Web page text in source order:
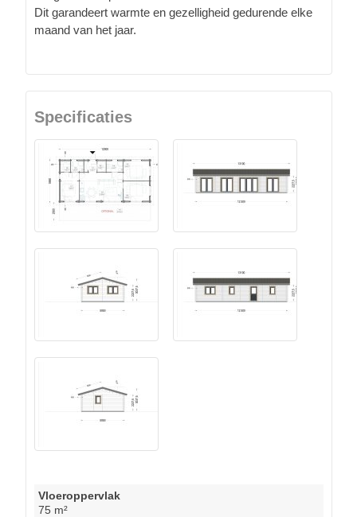
Dit garandeert warmte en gezelligheid gedurende elke
maand van het jaar.
Specificaties
Vloeroppervlak
75 m²